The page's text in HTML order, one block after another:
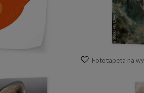
Fototapeta na